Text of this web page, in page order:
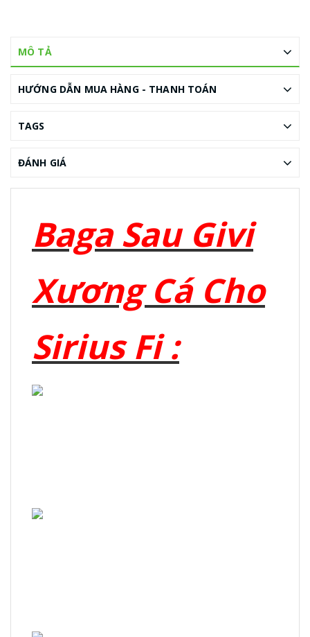
MÔ TẢ
HƯỚNG DẪN MUA HÀNG - THANH TOÁN
TAGS
ĐÁNH GIÁ
Baga Sau Givi
Xương Cá Cho
Sirius Fi :